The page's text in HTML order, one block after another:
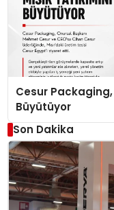
Cesur Packaging,
Büyütüyor
Son Dakika